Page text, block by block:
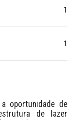
1
1
oportunidade de
de lazer